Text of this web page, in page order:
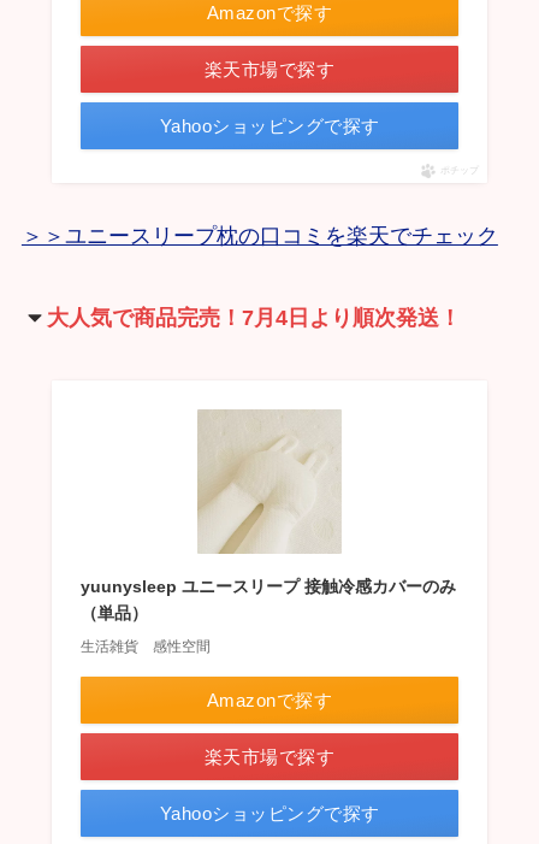
Amazonで探す
楽天市場で探す
Yahooショッピングで探す
ポチップ
＞＞ユニースリープ枕の口コミを楽天でチェック
大人気で商品完売！7月4日より順次発送！
yuunysleep ユニースリープ 接触冷感カバーのみ
（単品）
生活雑貨 感性空間
Amazonで探す
楽天市場で探す
Yahooショッピングで探す